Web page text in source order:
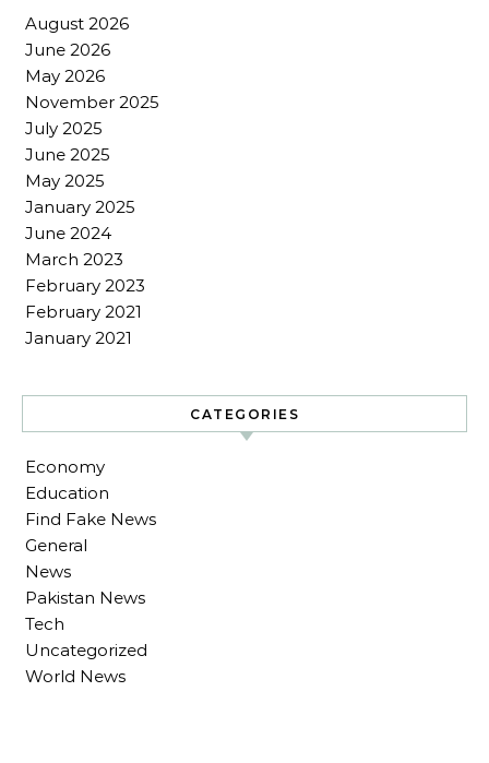
August 2026
June 2026
May 2026
November 2025
July 2025
June 2025
May 2025
January 2025
June 2024
March 2023
February 2023
February 2021
January 2021
CATEGORIES
Economy
Education
Find Fake News
General
News
Pakistan News
Tech
Uncategorized
World News